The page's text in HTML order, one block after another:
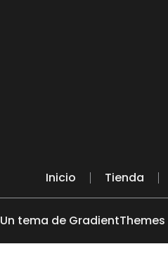
Inicio Tienda
Un tema de